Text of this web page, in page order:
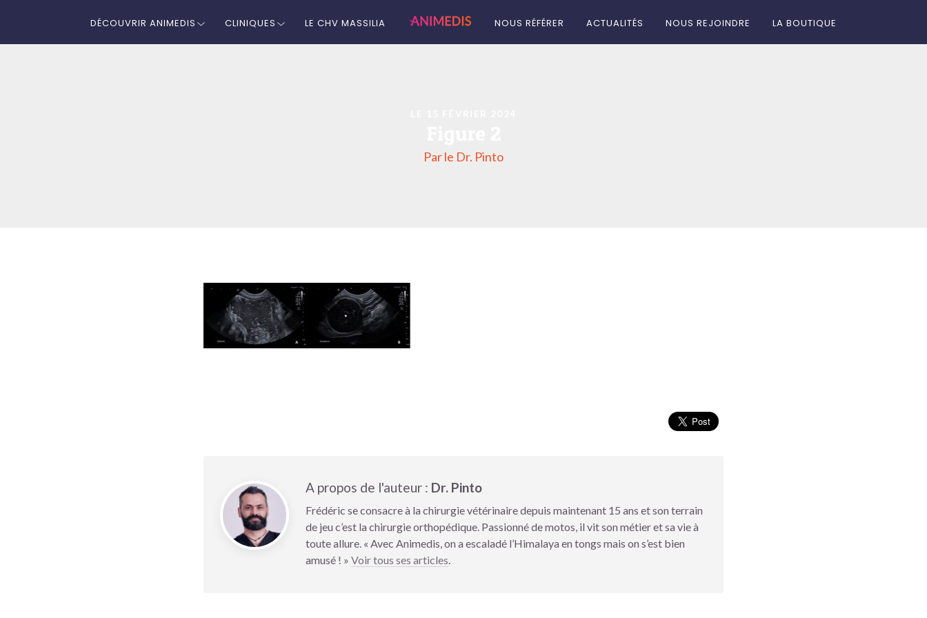
DÉCOUVRIR ANIMEDIS CLINIQUES LE CHV MASSILIA NOUS RÉFÉRER ACTUALITÉS NOUS REJOINDRE LA BOUTIQUE
Par le Dr. Pinto
A propos de l'auteur : Dr. Pinto
Frédéric se consacre à la chirurgie vétérinaire depuis maintenant 15 ans et son terrain
de jeu c’est la chirurgie orthopédique. Passionné de motos, il vit son métier et sa vie à
toute allure. « Avec Animedis, on a escaladé l’Himalaya en tongs mais on s’est bien
amusé ! »Voir tous ses articles.